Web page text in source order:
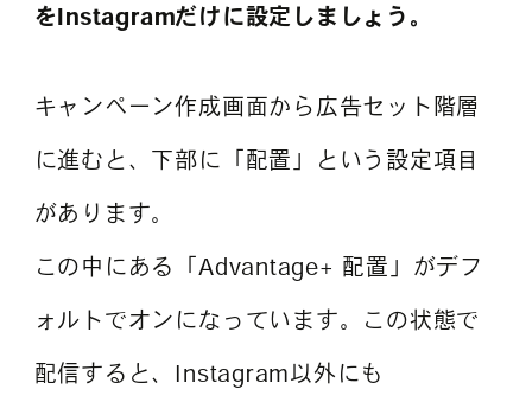
をInstagramだけに設定しましょう。
キャンペーン作成画面から広告セット階層
に進むと、下部に「配置」という設定項目
があります。
この中にある「Advantage+ 配置」がデフ
ォルトでオンになっています。この状態で
配信すると、Instagram以外にも